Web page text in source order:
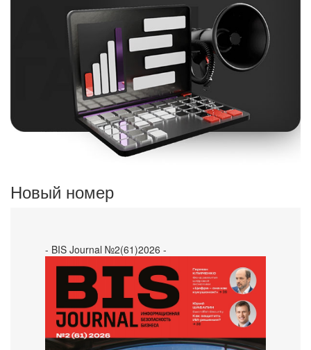
Новый номер
- BIS Journal №2(61)2026 -